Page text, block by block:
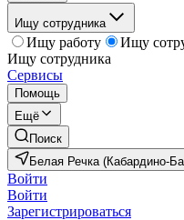
Ищу сотрудника
Ищу работу
Ищу
Ищу сотрудника
Сервисы
Помощь
Ещё
Поиск
Белая Речка (Кабардино-
Войти
Войти
Зарегистрироваться